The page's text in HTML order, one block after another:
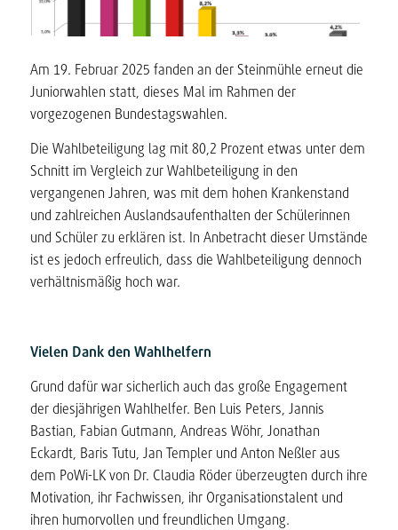
Am 19. Februar 2025 fanden an der Steinmühle erneut die
Juniorwahlen statt, dieses Mal im Rahmen der
vorgezogenen Bundestagswahlen.
Die Wahlbeteiligung lag mit 80,2 Prozent etwas unter dem
Schnitt im Vergleich zur Wahlbeteiligung in den
vergangenen Jahren, was mit dem hohen Krankenstand
und zahlreichen Auslandsaufenthalten der Schülerinnen
und Schüler zu erklären ist. In Anbetracht dieser Umstände
ist es jedoch erfreulich, dass die Wahlbeteiligung dennoch
verhältnismäßig hoch war.
Vielen Dank den Wahlhelfern
Grund dafür war sicherlich auch das große Engagement
der diesjährigen Wahlhelfer. Ben Luis Peters, Jannis
Bastian, Fabian Gutmann, Andreas Wöhr, Jonathan
Eckardt, Baris Tutu, Jan Templer und Anton Neßler aus
dem PoWi-LK von Dr. Claudia Röder überzeugten durch ihre
Motivation, ihr Fachwissen, ihr Organisationstalent und
ihren humorvollen und freundlichen Umgang.